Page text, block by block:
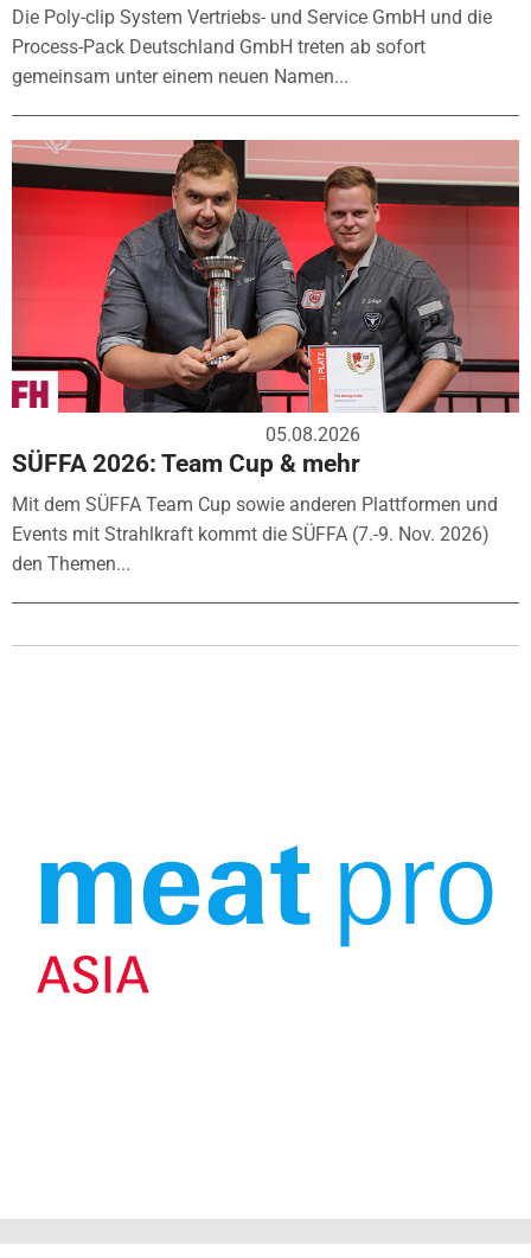
Die Poly-clip System Vertriebs- und Service GmbH und die
Process-Pack Deutschland GmbH treten ab sofort
gemeinsam unter einem neuen Namen...
05.08.2026
SÜFFA 2026: Team Cup & mehr
Mit dem SÜFFA Team Cup sowie anderen Plattformen und
Events mit Strahlkraft kommt die SÜFFA (7.-9. Nov. 2026)
den Themen...